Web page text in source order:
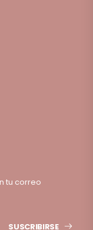
tu correo
SUSCRIBIRSE